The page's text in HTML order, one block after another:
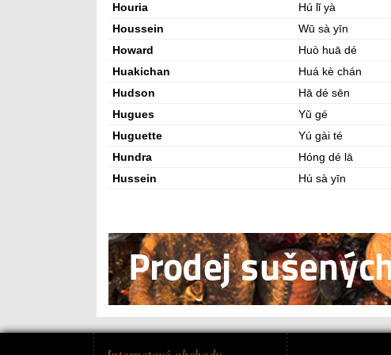
Houria Hú lǐ yà
Houssein Wū sà yīn
Howard Huò huā dé
Huakichan Huá kè chán
Hudson Hā dé sēn
Hugues Yǔ gé
Huguette Yú gài té
Hundra Hóng dé lā
Hussein Hú sà yīn